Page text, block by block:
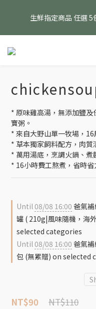
生鮮指定商品 任選 5
消費滿 $1800 贈送原味滴
* 原味雞高湯，無添加鹽
寶粥。
* 來自大野山單一牧場，16
* 草本獨家飼料配方，肉質
* 萬用湯底，烹調火鍋、煮
* 16小時費工熬煮，省時省
Until08/08 16:00 爸氣
罐 ( 210g|風味隨機，海
selected categories
Until08/08 16:00 爸氣
包 (無累贈) on selected
NT$110
NT$90